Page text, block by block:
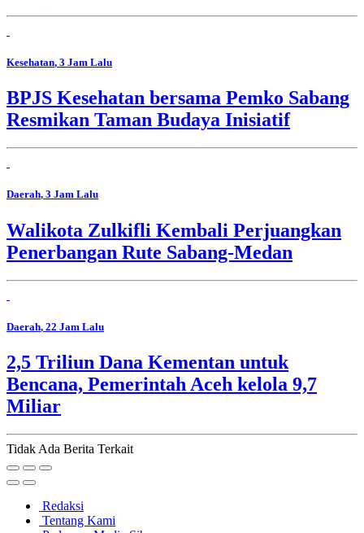
Kesehatan, 3 Jam Lalu
BPJS Kesehatan bersama Pemko Sabang
Resmikan Taman Budaya Inisiatif
Daerah, 3 Jam Lalu
Walikota Zulkifli Kembali Perjuangkan
Penerbangan Rute Sabang-Medan
Daerah, 22 Jam Lalu
2,5 Triliun Dana Kementan untuk
Bencana, Pemerintah Aceh kelola 9,7
Miliar
Tidak Ada Berita Terkait
Redaksi
Tentang Kami